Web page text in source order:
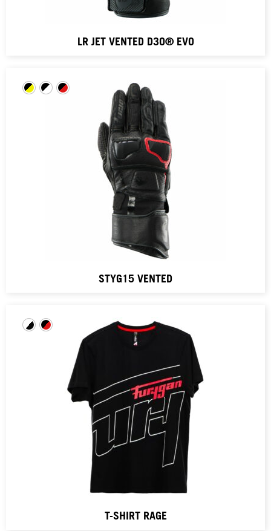
LR JET VENTED D3O® EVO
STYG15 VENTED
T-SHIRT RAGE